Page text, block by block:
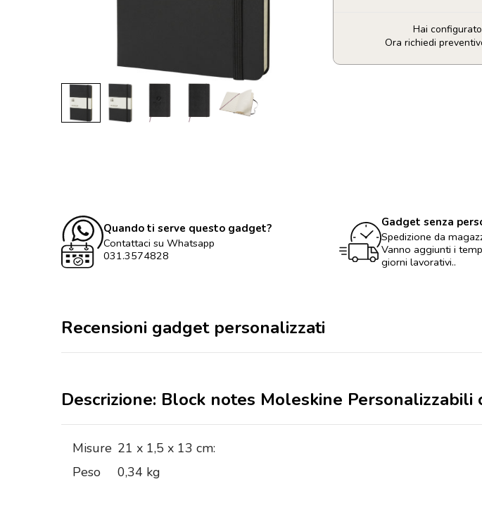
Hai
Ora richiedi
Block
Quando ti serve questo gadget?
Contattaci su Whatsapp
031.3574828
Gadget senza
Spedizione da
Vanno aggiunti i
giorni lavorativi..
Recensioni gadget personalizzati
Descrizione: Block notes Moleskine
Misure 21 x 1,5 x 13 cm:
Peso
0,34 kg